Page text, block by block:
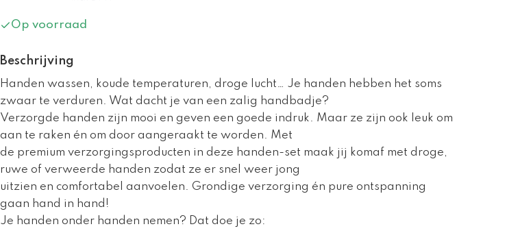
Op voorraad
Beschrijving
Handen wassen, koude temperaturen, droge lucht… Je handen hebben het soms
zwaar te verduren. Wat dacht je van een zalig handbadje?
Verzorgde handen zijn mooi en geven een goede indruk. Maar ze zijn ook leuk om
aan te raken én om door aangeraakt te worden. Met
de premium verzorgingsproducten in deze handen-set maak jij komaf met droge,
ruwe of verweerde handen zodat ze er snel weer jong
uitzien en comfortabel aanvoelen. Grondige verzorging én pure ontspanning
gaan hand in hand!
Je handen onder handen nemen? Dat doe je zo: